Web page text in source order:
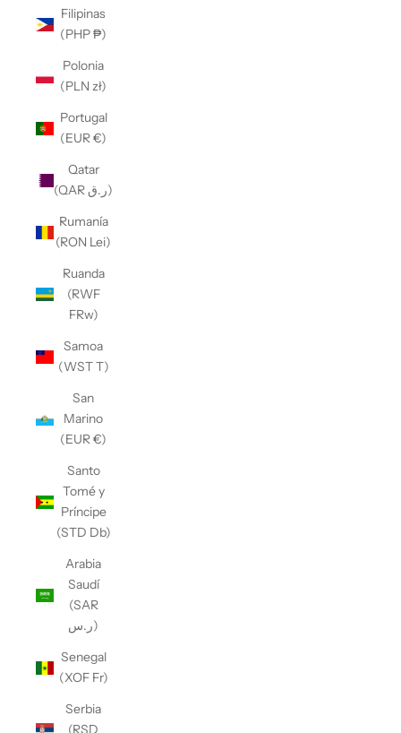
Filipinas
(PHP ₱)
Polonia
(PLN zł)
Portugal
(EUR €)
Qatar
(QAR ر.ق)
Rumanía
(RON Lei)
Ruanda
(RWF
FRw)
Samoa
(WST T)
San
Marino
(EUR €)
Santo
Tomé y
Príncipe
(STD Db)
Arabia
Saudí
(SAR
ر.س)
Senegal
(XOF Fr)
Serbia
(RSD